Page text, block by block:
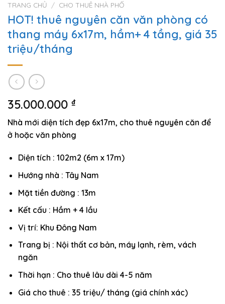
TRANG CHỦ / CHO THUÊ NHÀ PHỐ
HOT! thuê nguyên căn văn phòng có
thang máy 6x17m, hầm+ 4 tầng, giá 35
triệu/tháng
35.000.000 ₫
Nhà mới diện tích đẹp 6x17m, cho thuê nguyên căn để
ở hoặc văn phòng
Diện tích : 102m2 (6m x 17m)
Hướng nhà : Tây Nam
Mặt tiền đường : 13m
Kết cấu : Hầm + 4 lầu
Vị trí: Khu Đông Nam
Trang bị : Nội thất cơ bản, máy lạnh, rèm, vách
ngăn
Thời hạn : Cho thuê lâu dài 4-5 năm
Giá cho thuê : 35 triệu/ tháng (giá chính xác)